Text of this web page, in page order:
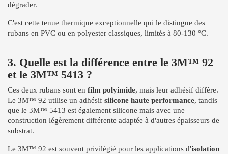
dégrader.
C'est cette tenue thermique exceptionnelle qui le distingue des
rubans en PVC ou en polyester classiques, limités à 80-130 °C.
3. Quelle est la différence entre le 3M™ 92
et le 3M™ 5413 ?
Ces deux rubans sont en film polyimide, mais leur adhésif diffère.
Le 3M™ 92 utilise un adhésif silicone haute performance, tandis
que le 3M™ 5413 est également silicone mais avec une
construction légèrement différente adaptée à d'autres épaisseurs de
substrat.
Le 3M™ 92 est souvent privilégié pour les applications d'isolation